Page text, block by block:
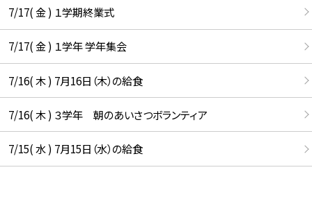
7/17( 金 ) １学期終業式
7/17( 金 ) １学年 学年集会
7/16( 木 ) 7月16日（木）の給食
7/16( 木 ) ３学年 朝のあいさつボランティア
7/15( 水 ) 7月15日（水）の給食